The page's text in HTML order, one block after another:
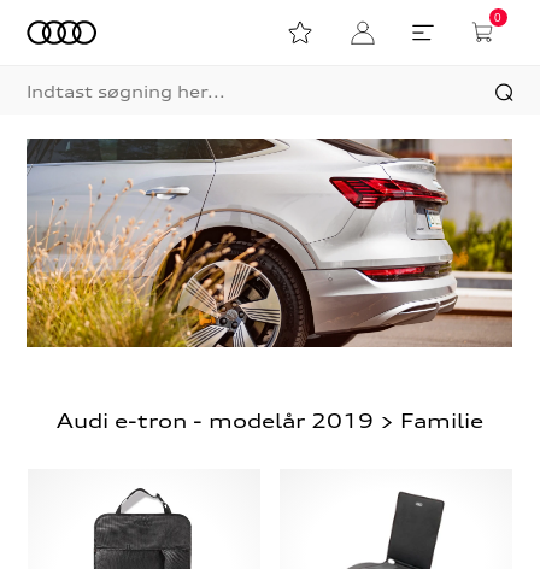
0
Audi e-tron - modelår 2019 > Familie